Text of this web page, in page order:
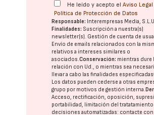
He leído y acepto elAviso Legal
Política de Protección de Datos
Responsable: Interempresas Media,
Finalidades: Suscripción a nuestra(s)
newsletter(s). Gestión de cuenta de
Envío de emails relacionados con la
relativos a intereses similares o
asociados.Conservación: mientras dure
relación con Ud., o mientras sea
llevar a cabo las finalidades especificadas
Los datos pueden cederse a otras
grupo por motivos de gestión interna.
Acceso, rectificación, oposición,
portabilidad, limitación del tratatamiento
decisiones automatizadas: contacte con